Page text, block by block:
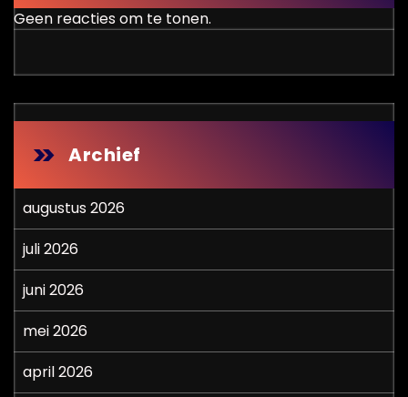
Geen reacties om te tonen.
Archief
augustus 2026
juli 2026
juni 2026
mei 2026
april 2026